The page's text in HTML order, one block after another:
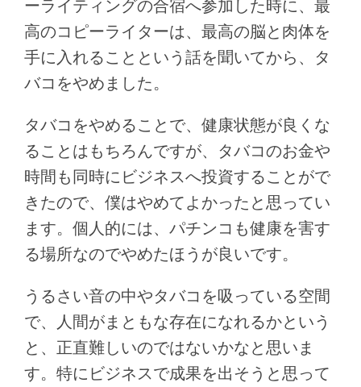
ーライティングの合宿へ参加した時に、最
高のコピーライターは、最高の脳と肉体を
手に入れることという話を聞いてから、タ
バコをやめました。
タバコをやめることで、健康状態が良くな
ることはもちろんですが、タバコのお金や
時間も同時にビジネスへ投資することがで
きたので、僕はやめてよかったと思ってい
ます。個人的には、パチンコも健康を害す
る場所なのでやめたほうが良いです。
うるさい音の中やタバコを吸っている空間
で、人間がまともな存在になれるかという
と、正直難しいのではないかなと思いま
す。特にビジネスで成果を出そうと思って